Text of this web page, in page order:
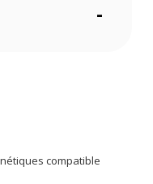
-
compatible